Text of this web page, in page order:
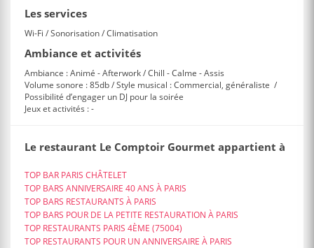
Les services
Wi-Fi / Sonorisation / Climatisation
Ambiance et activités
Ambiance : Animé - Afterwork / Chill - Calme - Assis
Volume sonore : 85db / Style musical : Commercial, généraliste /
Possibilité d’engager un DJ pour la soirée
Jeux et activités : -
Le restaurant Le Comptoir Gourmet appartient à
TOP BAR PARIS CHÂTELET
TOP BARS ANNIVERSAIRE 40 ANS À PARIS
TOP BARS RESTAURANTS À PARIS
TOP BARS POUR DE LA PETITE RESTAURATION À PARIS
TOP RESTAURANTS PARIS 4ÈME (75004)
TOP RESTAURANTS POUR UN ANNIVERSAIRE À PARIS